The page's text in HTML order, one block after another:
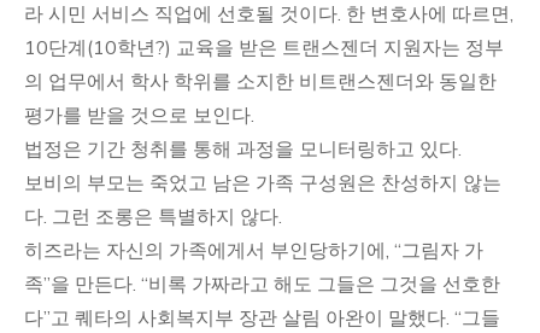
라 시민 서비스 직업에 선호될 것이다. 한 변호사에 따르면,
10단계(10학년?) 교육을 받은 트랜스젠더 지원자는 정부
의 업무에서 학사 학위를 소지한 비트랜스젠더와 동일한
평가를 받을 것으로 보인다.
법정은 기간 청취를 통해 과정을 모니터링하고 있다.
보비의 부모는 죽었고 남은 가족 구성원은 찬성하지 않는
다. 그런 조롱은 특별하지 않다.
히즈라는 자신의 가족에게서 부인당하기에, “그림자 가
족”을 만든다. “비록 가짜라고 해도 그들은 그것을 선호한
다”고 퀘타의 사회복지부 장관 살림 아완이 말했다. “그들